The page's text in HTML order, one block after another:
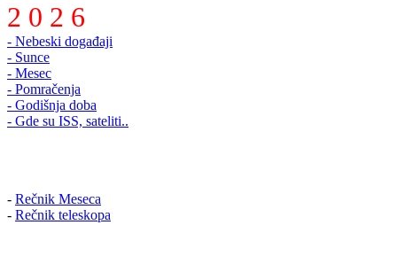
2 0 2 6
- Nebeski događaji
- Sunce
- Mesec
- Pomračenja
- Godišnja doba
- Gde su ISS, sateliti..
- Rečnik Meseca
- Rečnik teleskopa